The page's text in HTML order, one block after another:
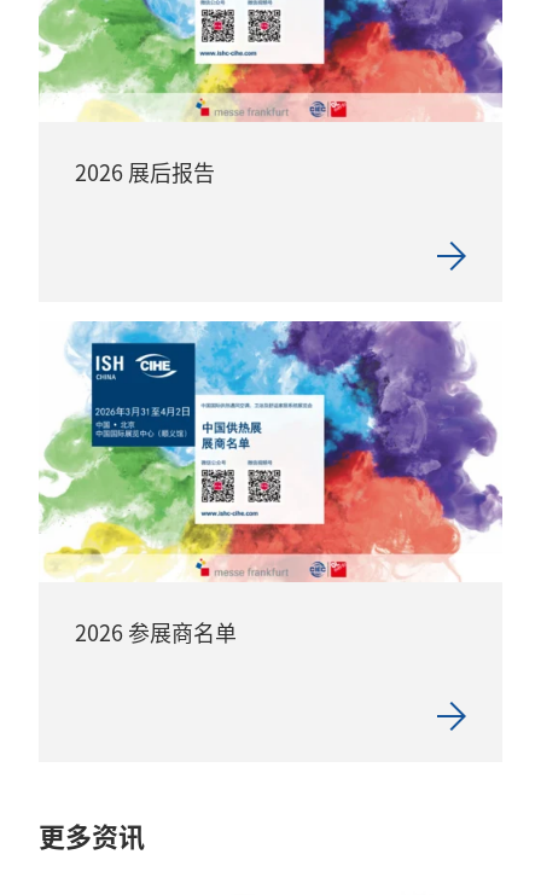
2026 展后报告
2026 参展商名单
更多资讯